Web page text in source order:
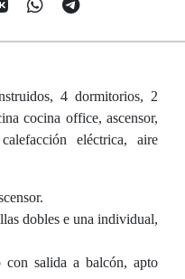
4 dormitorios, 2
cocina office, ascensor,
eléctrica, aire
dobles e una individual,
salida a balcón, apto